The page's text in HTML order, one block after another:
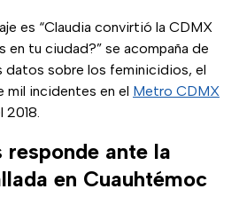
es “Claudia convirtió la CDMX
en tu ciudad?” se acompaña de
datos sobre los feminicidios, el
mil incidentes en el Metro CDMX
2018.
responde ante la
en Cuauhtémoc